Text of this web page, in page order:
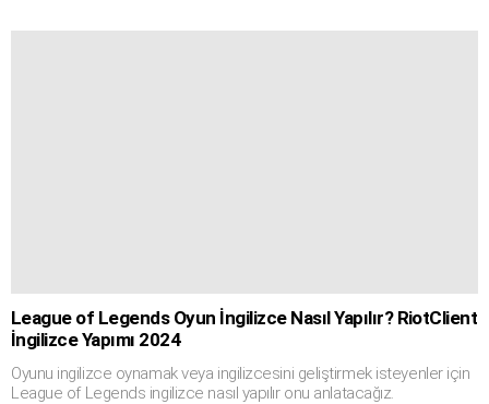
League of Legends Oyun İngilizce Nasıl Yapılır? RiotClient
İngilizce Yapımı 2024
Oyunu ingilizce oynamak veya ingilizcesini geliştirmek isteyenler için
League of Legends ingilizce nasıl yapılır onu anlatacağız.